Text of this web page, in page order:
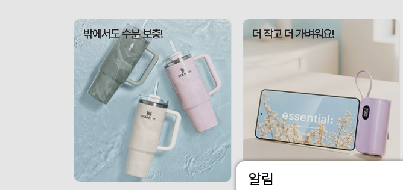
밖에서도 수분 보충! 더 작고 더 가벼워요!
알림